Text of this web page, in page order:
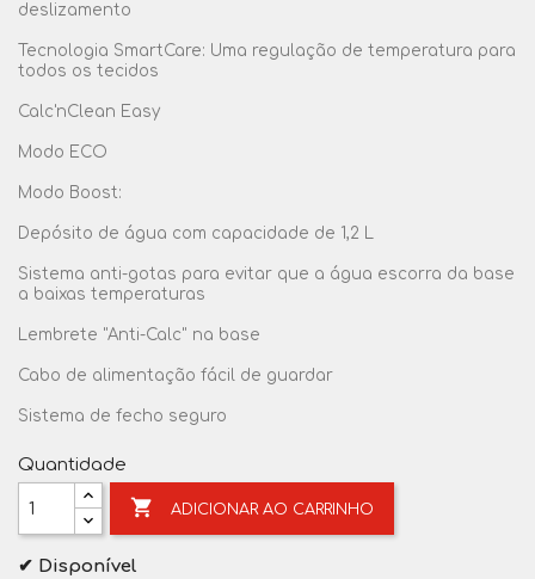
deslizamento
Tecnologia SmartCare: Uma regulação de temperatura para
todos os tecidos
Calc'nClean Easy
Modo ECO
Modo Boost:
Depósito de água com capacidade de 1,2 L
Sistema anti-gotas para evitar que a água escorra da base
a baixas temperaturas
Lembrete "Anti-Calc" na base
Cabo de alimentação fácil de guardar
Sistema de fecho seguro
Quantidade
 ADICIONAR AO CARRINHO
✔ Disponível